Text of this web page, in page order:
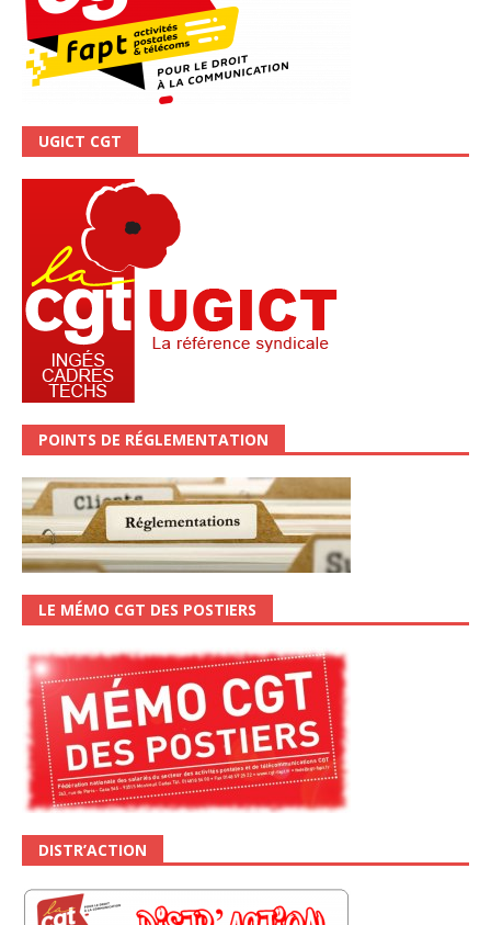
UGICT CGT
POINTS DE RÉGLEMENTATION
LE MÉMO CGT DES POSTIERS
DISTR’ACTION